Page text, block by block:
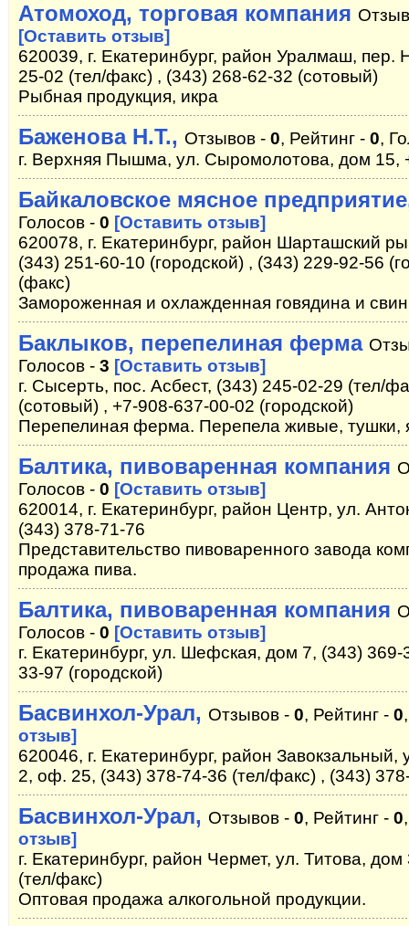
Атомоход, торговая компания
[Оставить отзыв]
620039, г. Екатеринбург, район Уралмаш, пер.
25-02 (тел/факс) , (343) 268-62-32 (сотовый)
Рыбная продукция, икра
Баженова Н.Т., Отзывов - 0, Рейтинг - 0,
г. Верхняя Пышма, ул. Сыромолотова, дом 15,
Байкаловское мясное
Голосов - 0 [Оставить отзыв]
620078, г. Екатеринбург, район Шарташский
(343) 251-60-10 (городской) , (343) 229-92-56
(факс)
Замороженная и охлажденная говядина и
Баклыков, перепелиная ферма
Голосов - 3 [Оставить отзыв]
г. Сысерть, пос. Асбест, (343) 245-02-29 (тел/
(сотовый) , +7-908-637-00-02 (городской)
Перепелиная ферма. Перепела живые, тушки,
Балтика, пивоваренная компания
Голосов - 0 [Оставить отзыв]
620014, г. Екатеринбург, район Центр, ул.
(343) 378-71-76
Представительство пивоваренного завода
продажа пива.
Балтика, пивоваренная компания
Голосов - 0 [Оставить отзыв]
г. Екатеринбург, ул. Шефская, дом 7, (343)
33-97 (городской)
Басвинхол-Урал, Отзывов - 0, Рейтинг - 0
отзыв]
620046, г. Екатеринбург, район Завокзальный,
2, оф. 25, (343) 378-74-36 (тел/факс) , (343)
Басвинхол-Урал, Отзывов - 0, Рейтинг - 0
отзыв]
г. Екатеринбург, район Чермет, ул. Титова,
(тел/факс)
Оптовая продажа алкогольной продукции.